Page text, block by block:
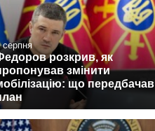
серпня
розкрив, як
змінити
що передбачав